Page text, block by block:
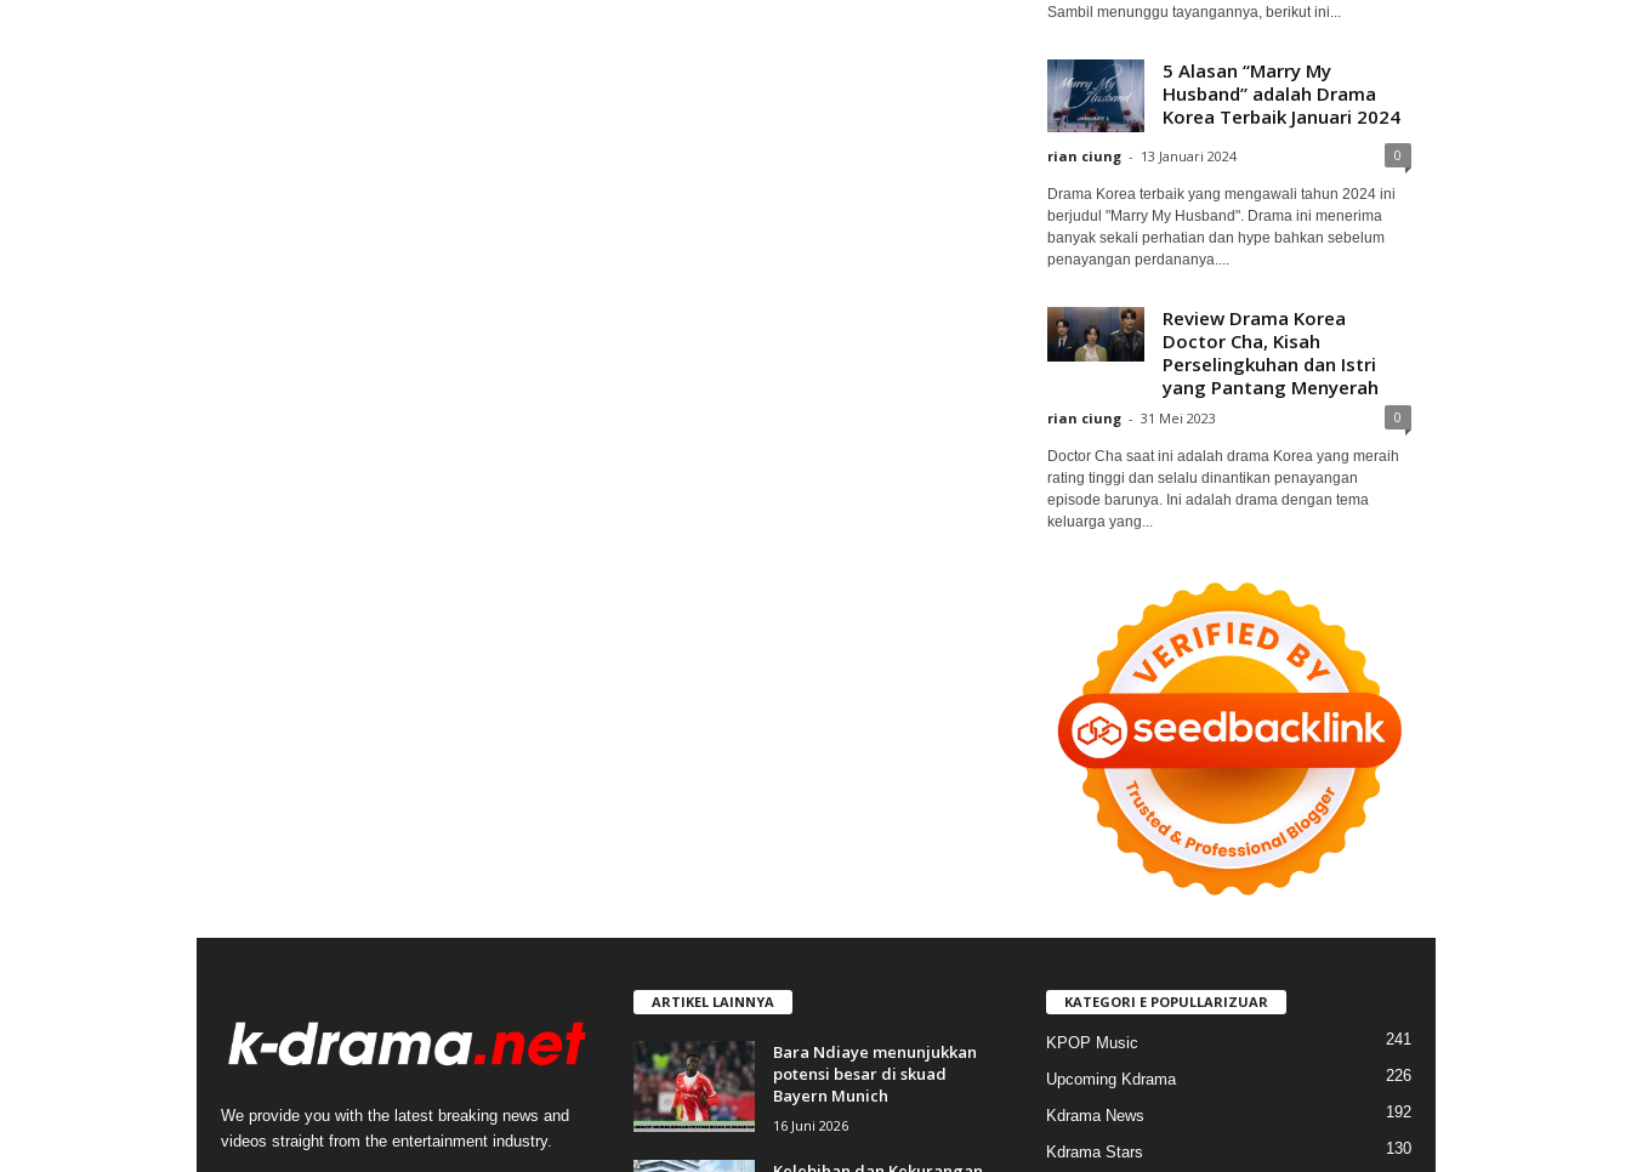
Sambil menunggu tayangannya, berikut ini...
5 Alasan “Marry My
Husband” adalah Drama
Korea Terbaik Januari 2024
rian ciung - 13 Januari 2024 0
Drama Korea terbaik yang mengawali tahun 2024 ini
berjudul "Marry My Husband". Drama ini menerima
banyak sekali perhatian dan hype bahkan sebelum
penayangan perdananya....
Review Drama Korea
Doctor Cha, Kisah
Perselingkuhan dan Istri
yang Pantang Menyerah
rian ciung - 31 Mei 2023 0
Doctor Cha saat ini adalah drama Korea yang meraih
rating tinggi dan selalu dinantikan penayangan
episode barunya. Ini adalah drama dengan tema
keluarga yang...
We provide you with the latest breaking news and
videos straight from the entertainment industry.
ARTIKEL LAINNYA
Bara Ndiaye menunjukkan
potensi besar di skuad
Bayern Munich
16 Juni 2026
KATEGORI E POPULLARIZUAR
KPOP Music 241
Upcoming Kdrama 226
Kdrama News 192
Kdrama Stars 130